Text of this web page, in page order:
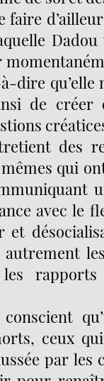
faire
dire qu’elle
de créer
des
qui
avec le
et
autrement
ceux
par les